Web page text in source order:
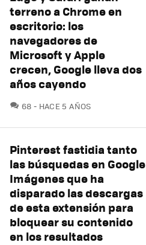
terreno a Chrome en
escritorio: los
navegadores de
Microsoft y Apple
crecen, Google lleva dos
años cayendo
68 COMENTARIOS
HACE 5 AÑOS
Pinterest fastidia tanto
las búsquedas en Google
Imágenes que ha
disparado las descargas
de esta extensión para
bloquear su contenido
en los resultados